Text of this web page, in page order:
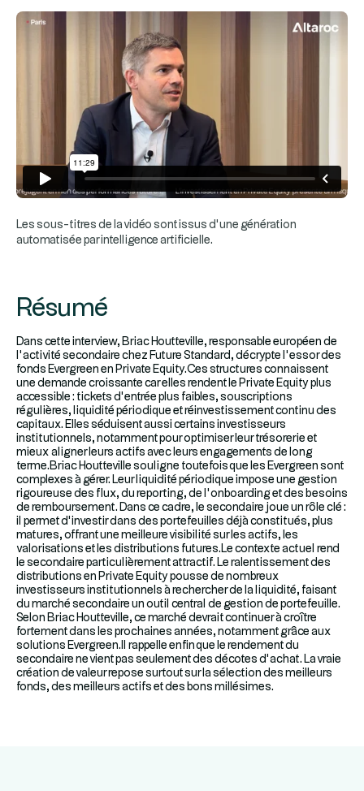
Les sous-titres de la vidéo sont issus d’une génération
automatisée par intelligence artificielle.
Résumé
Dans cette interview, Briac Houtteville, responsable européen de
l’activité secondaire chez Future Standard, décrypte l’essor des
fonds Evergreen en Private Equity.Ces structures connaissent
une demande croissante car elles rendent le Private Equity plus
accessible : tickets d’entrée plus faibles, souscriptions
régulières, liquidité périodique et réinvestissement continu des
capitaux. Elles séduisent aussi certains investisseurs
institutionnels, notamment pour optimiser leur trésorerie et
mieux aligner leurs actifs avec leurs engagements de long
terme.Briac Houtteville souligne toutefois que les Evergreen sont
complexes à gérer. Leur liquidité périodique impose une gestion
rigoureuse des flux, du reporting, de l’onboarding et des besoins
de remboursement. Dans ce cadre, le secondaire joue un rôle clé :
il permet d’investir dans des portefeuilles déjà constitués, plus
matures, offrant une meilleure visibilité sur les actifs, les
valorisations et les distributions futures.Le contexte actuel rend
le secondaire particulièrement attractif. Le ralentissement des
distributions en Private Equity pousse de nombreux
investisseurs institutionnels à rechercher de la liquidité, faisant
du marché secondaire un outil central de gestion de portefeuille.
Selon Briac Houtteville, ce marché devrait continuer à croître
fortement dans les prochaines années, notamment grâce aux
solutions Evergreen.Il rappelle enfin que le rendement du
secondaire ne vient pas seulement des décotes d’achat. La vraie
création de valeur repose surtout sur la sélection des meilleurs
fonds, des meilleurs actifs et des bons millésimes.